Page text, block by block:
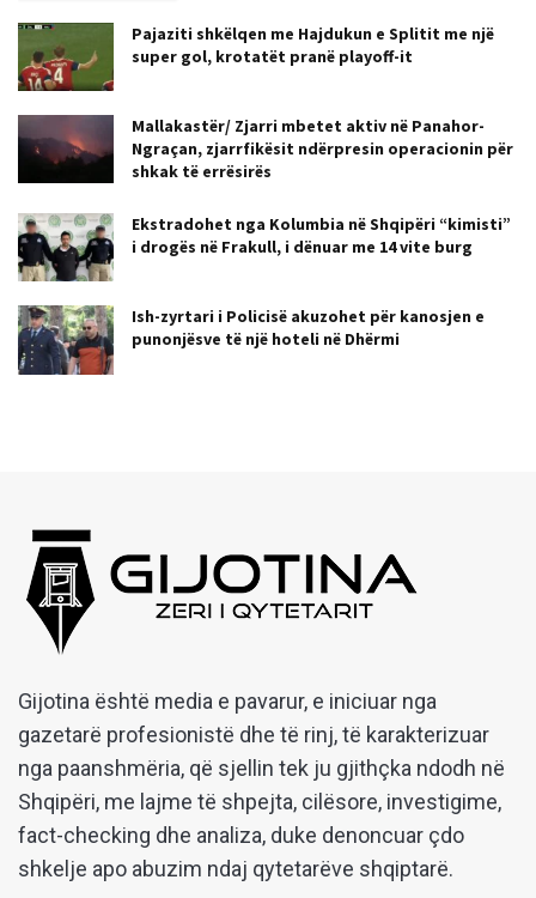
Pajaziti shkëlqen me Hajdukun e Splitit me një
super gol, krotatët pranë playoff-it
Mallakastër/ Zjarri mbetet aktiv në Panahor-
Ngraçan, zjarrfikësit ndërpresin operacionin për
shkak të errësirës
Ekstradohet nga Kolumbia në Shqipëri “kimisti”
i drogës në Frakull, i dënuar me 14 vite burg
Ish-zyrtari i Policisë akuzohet për kanosjen e
punonjësve të një hoteli në Dhërmi
Gijotina është media e pavarur, e iniciuar nga
gazetarë profesionistë dhe të rinj, të karakterizuar
nga paanshmëria, që sjellin tek ju gjithçka ndodh në
Shqipëri, me lajme të shpejta, cilësore, investigime,
fact-checking dhe analiza, duke denoncuar çdo
shkelje apo abuzim ndaj qytetarëve shqiptarë.